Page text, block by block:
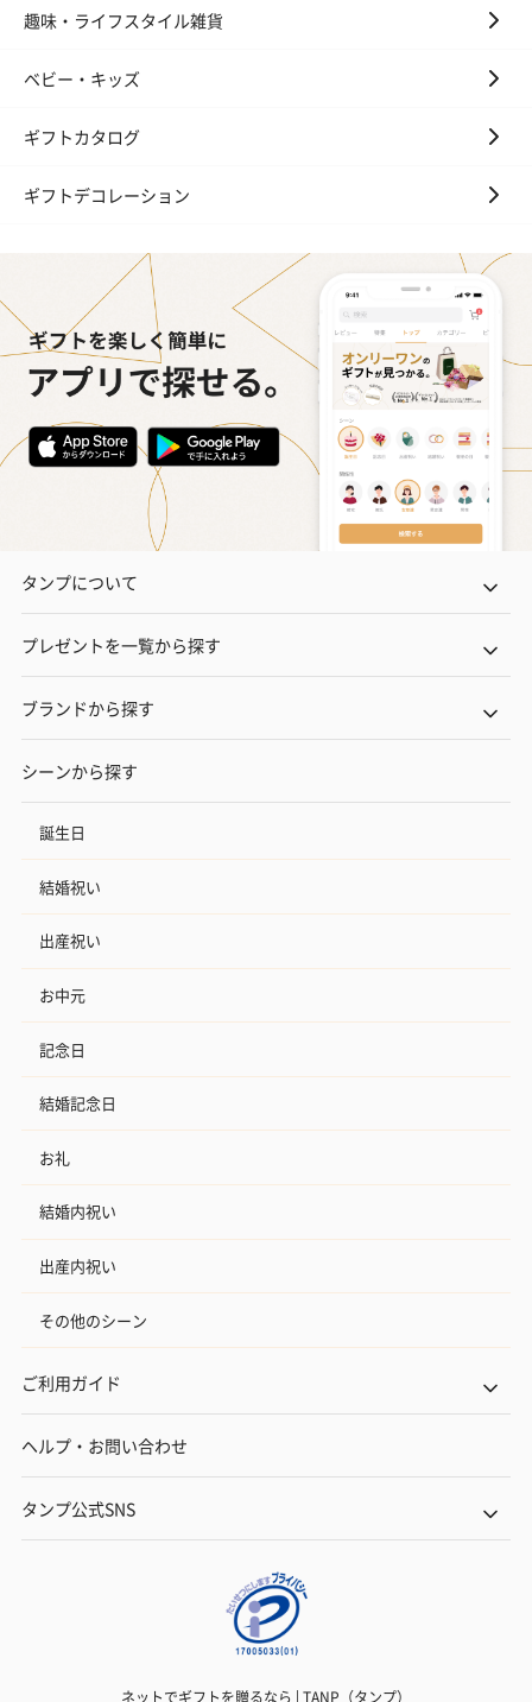
趣味・ライフスタイル雑貨
ベビー・キッズ
ギフトカタログ
ギフトデコレーション
タンプについて
プレゼントを一覧から探す
ブランドから探す
シーンから探す
誕生日
結婚祝い
出産祝い
お中元
記念日
結婚記念日
お礼
結婚内祝い
出産内祝い
その他のシーン
ご利用ガイド
ヘルプ・お問い合わせ
タンプ公式SNS
ネットでギフトを贈るなら | TANP（タンプ）